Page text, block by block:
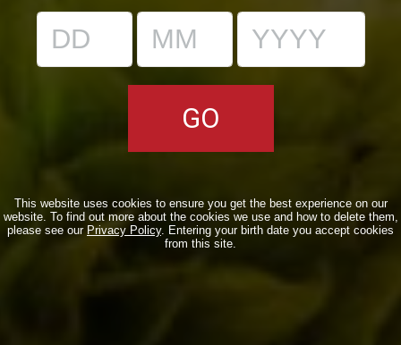
This website uses cookies to ensure you get the best experience on our
website. To find out more about the cookies we use and how to delete them,
please see our Privacy Policy. Entering your birth date you accept cookies
from this site.